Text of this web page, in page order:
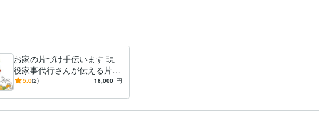
お家の片づけ手伝います 現
役家事代行さんが伝える片づ
けの方法。一か所から始めよ
5.0(2) 18,000 円